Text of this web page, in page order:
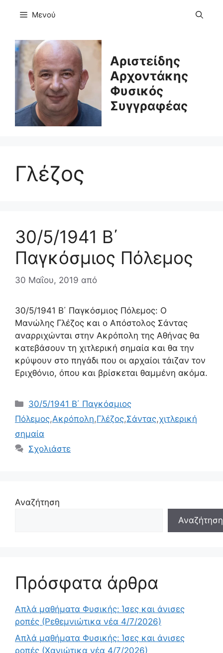
Μενού
Αριστείδης
Αρχοντάκης
Φυσικός
Συγγραφέας
Γλέζος
30/5/1941 Β΄
Παγκόσμιος Πόλεμος
30 Μαΐου, 2019 από
30/5/1941 Β΄ Παγκόσμιος Πόλεμος: Ο
Μανώλης Γλέζος και ο Απόστολος Σάντας
αναρριχώνται στην Ακρόπολη της Αθήνας θα
κατεβάσουν τη χιτλερική σημαία και θα την
κρύψουν στο πηγάδι που οι αρχαίοι τάιζαν τον
Εριχθόνιο, όπου και βρίσκεται θαμμένη ακόμα.
Κατηγορίες
30/5/1941 Β΄ Παγκόσμιος
Πόλεμος,Ακρόπολη,Γλέζος,Σάντας,χιτλερική
σημαία
Σχολιάστε
Αναζήτηση
Αναζήτηση
Πρόσφατα άρθρα
Απλά μαθήματα Φυσικής: Ίσες και άνισες
ροπές (Ρεθεμνιώτικα νέα 4/7/2026)
Απλά μαθήματα Φυσικής: Ίσες και άνισες
ροπές (Χανιώτικα νέα 4/7/2026)